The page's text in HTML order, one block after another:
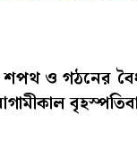
শপথ ও গঠনের